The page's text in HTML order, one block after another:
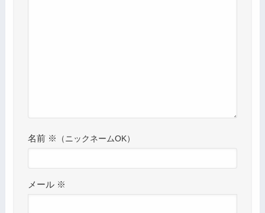
名前 ※
メール ※